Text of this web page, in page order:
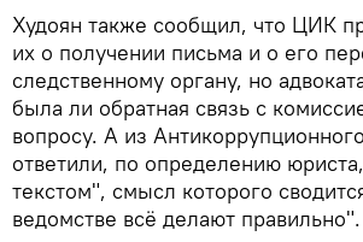
Худоян также сообщил, что ЦИК
их о получении письма и о его
следственному органу, но
была ли обратная связь с
вопросу. А из
ответили, по определению
текстом", смысл которого
ведомстве всё делают правильно".